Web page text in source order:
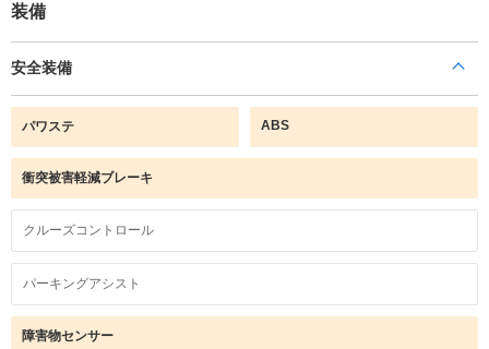
装備
安全装備
パワステ ABS
衝突被害軽減ブレーキ
クルーズコントロール
パーキングアシスト
障害物センサー